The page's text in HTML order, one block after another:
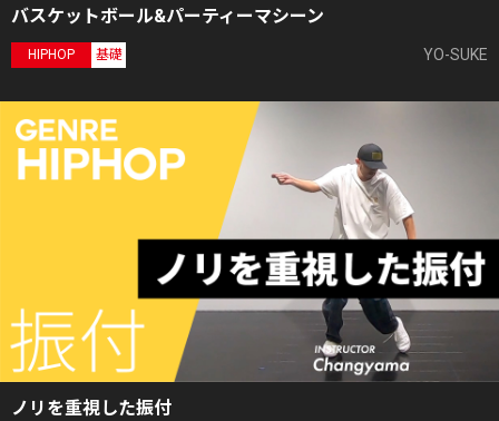
バスケットボール&パーティーマシーン
HIPHOP 基礎 YO-SUKE
ノリを重視した振付